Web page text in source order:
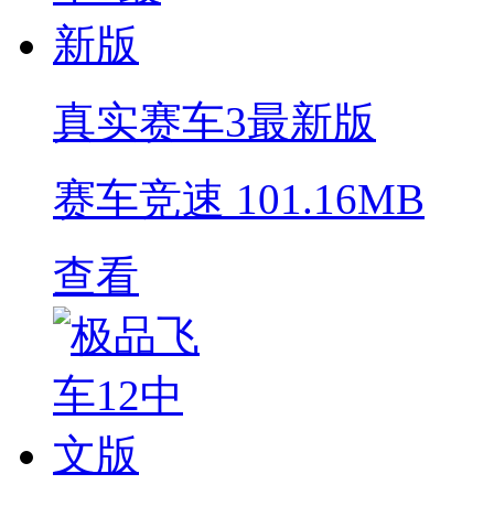
真实赛车3最新版
赛车竞速 101.16MB
查看